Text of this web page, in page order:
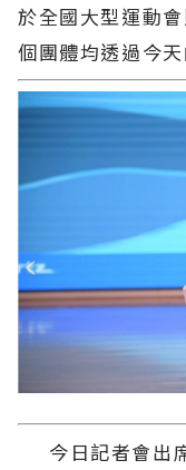
於全國大型運動
個團體均透過今
今日記者會出